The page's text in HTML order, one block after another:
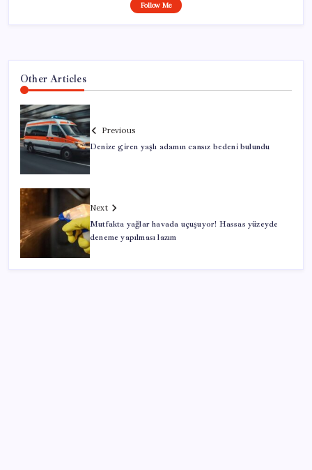
Follow Me
Other Articles
Previous
Denize giren yaşlı adamın cansız bedeni bulundu
Next
Mutfakta yağlar havada uçuşuyor! Hassas yüzeyde
deneme yapılması lazım